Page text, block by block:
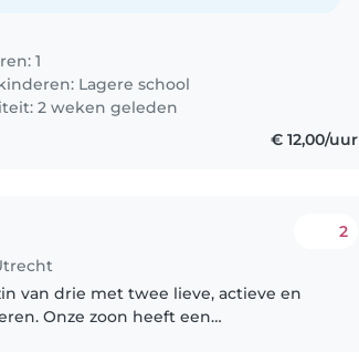
1
Lagere school
2 weken geleden
€ 12,00/uur
2
van drie met twee lieve, actieve en
Onze zoon heeft een